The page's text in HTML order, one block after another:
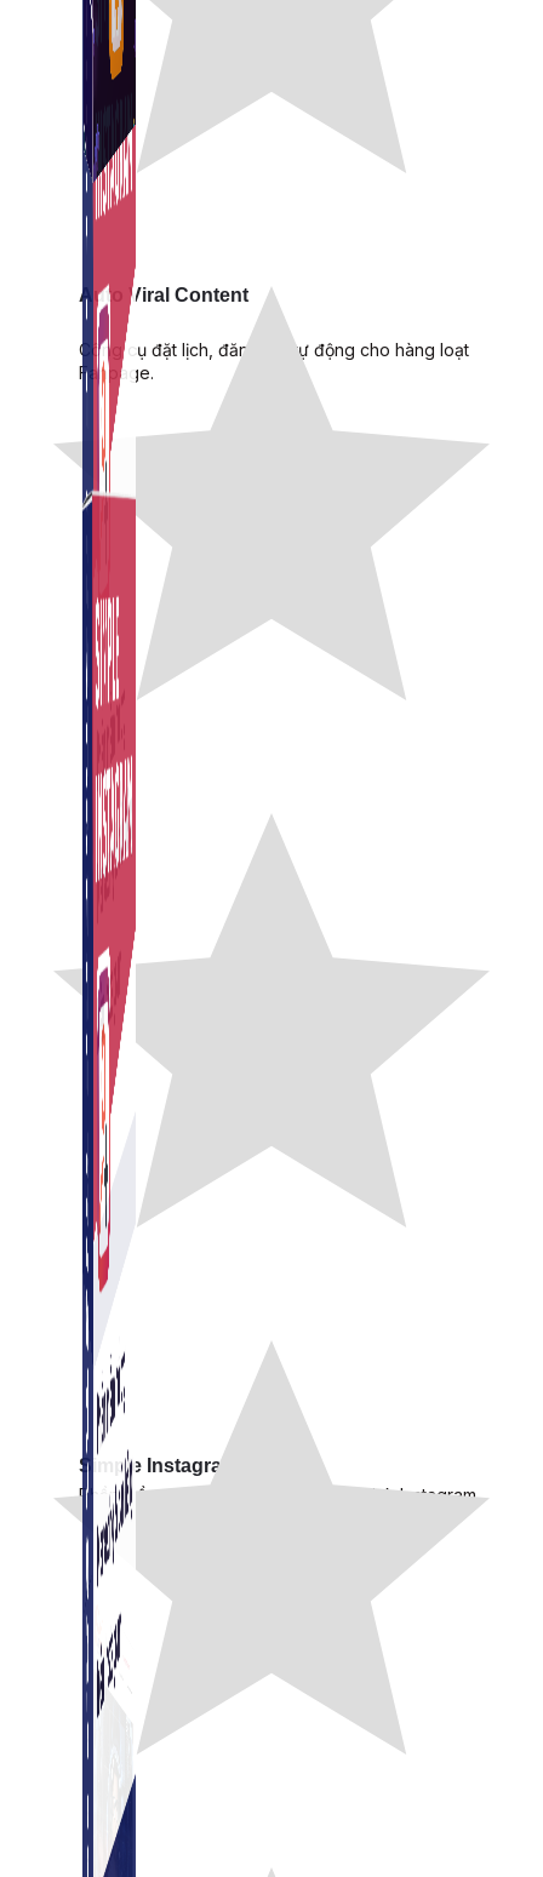
Simple Instagram
Phần mềm gửi follow, nhắn tin, nuôi nick Instagram.
Auto Viral Content
Công cụ đặt lịch, đăng bài tự động cho hàng loạt
Fanpage.